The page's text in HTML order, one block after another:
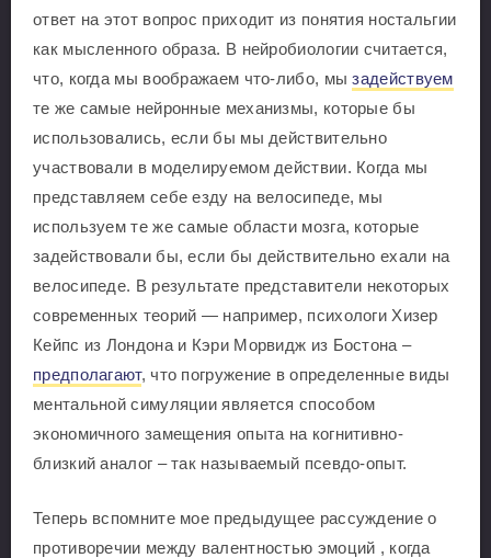
ответ на этот вопрос приходит из понятия ностальгии
как мысленного образа. В нейробиологии считается,
что, когда мы воображаем что-либо, мызадействуем
те же самые нейронные механизмы, которые бы
использовались, если бы мы действительно
участвовали в моделируемом действии. Когда мы
представляем себе езду на велосипеде, мы
используем те же самые области мозга, которые
задействовали бы, если бы действительно ехали на
велосипеде. В результате представители некоторых
современных теорий — например, психологи Хизер
Кейпс из Лондона и Кэри Морвидж из Бостона –
предполагают, что погружение в определенные виды
ментальной симуляции является способом
экономичного замещения опыта на когнитивно-
близкий аналог – так называемый псевдо-опыт.
Теперь вспомните мое предыдущее рассуждение о
противоречии между валентностью эмоций , когда